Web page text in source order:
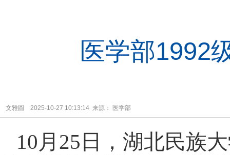
医学部1992
文雅圆 2025-10-27 10:13:14 来源： 医学部
10月25日，湖北民族